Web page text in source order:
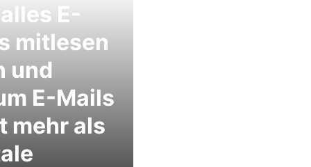
E-
mitlesen
und
E-Mails
mehr als